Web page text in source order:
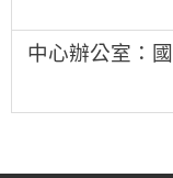
中心辦公室：